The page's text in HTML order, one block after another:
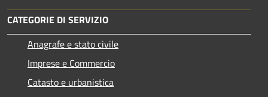
CATEGORIE DI SERVIZIO
Anagrafe e stato civile
Imprese e Commercio
Catasto e urbanistica